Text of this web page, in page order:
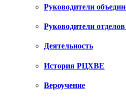
Руководители
Руководители
Деятельность
История РЦХВЕ
Вероучение